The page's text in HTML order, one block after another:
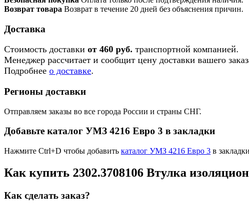
Возврат товара Возврат в течение 20 дней без объяснения причин.
Доставка
Стоимость доставки от 460 руб. транспортной компанией.
Менеджер рассчитает и сообщит цену доставки вашего
Подробнее о доставке.
Регионы доставки
Отправляем заказы во все города России и страны СНГ.
Добавьте каталог УМЗ 4216 Евро 3 в закладки
Нажмите Ctrl+D чтобы добавить каталог УМЗ 4216 Евро 3 в
Как купить 2302.3708106 Втулка
Как сделать заказ?